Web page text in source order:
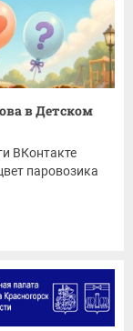
в Детском
ВКонтакте
паровозика